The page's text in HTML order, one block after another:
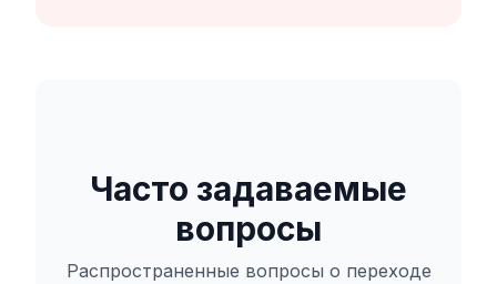
Часто задаваемые
вопросы
Распространенные вопросы о переходе